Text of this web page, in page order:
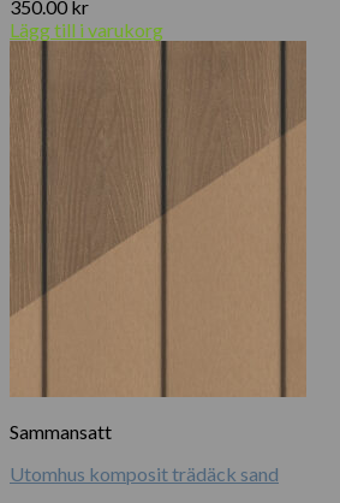
350.00 kr
Lägg till i varukorg
Sammansatt
Utomhus komposit trädäck sand